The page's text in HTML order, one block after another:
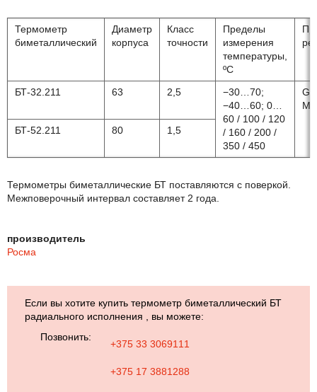
Термометр
биметаллический
Диаметр
корпуса
Класс
точности
Пределы
измерения
температуры,
ºС
БТ-32.211 63 2,5
−30…70;
−40…60; 0…
60 / 100 / 120
/ 160 / 200 /
350 / 450
G
БТ-52.211 80 1,5
Термометры биметаллические БТ поставляются с поверкой.
Межповерочный интервал составляет 2 года.
производитель
Росма
Если вы хотите купить термометр биметаллический БТ
радиального исполнения , вы можете:
Позвонить:
+375 33 3069111
+375 17 3881288